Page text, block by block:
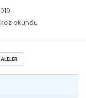
okundu